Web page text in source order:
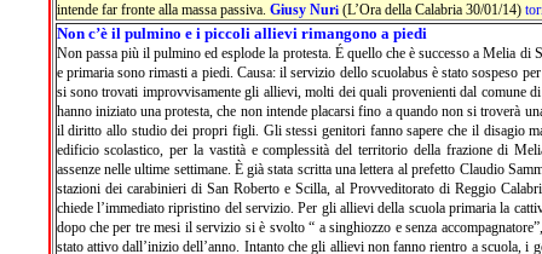
intende far fronte alla massa passiva. Giusy Nuri(L’Ora della Calabria 30/01/14)
Non c’è il pulmino e i piccoli allievi rimangono a piedi
Non passa più il pulmino ed esplode la protesta. É quello che è successo a Melia
e primaria sono rimasti a piedi. Causa: il servizio dello scuolabus è stato sospeso
si sono trovati improvvisamente gli allievi, molti dei quali provenienti dal comune
hanno iniziato una protesta, che non intende placarsi fino a quando non si troverà
il diritto allo studio dei propri figli. Gli stessi genitori fanno sapere che il disagio
edificio scolastico, per la vastità e complessità del territorio della frazione di
assenze nelle ultime settimane. È già stata scritta una lettera al prefetto Claudio
stazioni dei carabinieri di San Roberto e Scilla, al Provveditorato di Reggio
chiede l’immediato ripristino del servizio. Per gli allievi della scuola primaria la
dopo che per tre mesi il servizio si è svolto “ a singhiozzo e senza
stato attivo dall’inizio dell’anno. Intanto che gli allievi non fanno rientro a scuola, i